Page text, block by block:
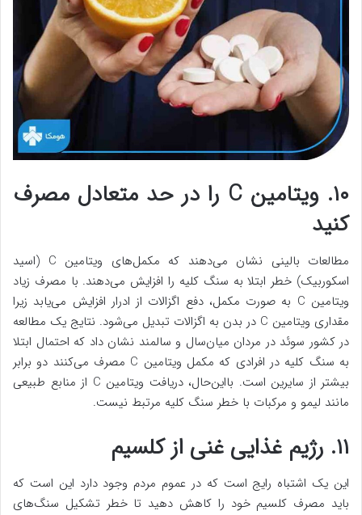
۱۰. ویتامین C را در حد متعادل مصرف
کنید
مطالعات بالینی نشان می‌دهند که مکمل‌های ویتامین C (اسید
اسکوربیک) خطر ابتلا به سنگ کلیه را افزایش می‌دهند. با مصرف زیاد
ویتامین C به صورت مکمل، دفع اگزالات از ادرار افزایش می‌یابد زیرا
مقداری ویتامین C در بدن به اگزالات تبدیل می‌شود. نتایج یک مطالعه
در کشور سوئد در مردان میان‌سال و سالمند نشان داد که احتمال ابتلا
به سنگ کلیه در افرادی که مکمل ویتامین C مصرف می‌کنند دو برابر
بیشتر از سایرین است. بااین‌حال، دریافت ویتامین C از منابع طبیعی
مانند لیمو و مرکبات با خطر سنگ کلیه مرتبط نیست.
۱۱. رژیم غذایی غنی از کلسیم
این یک اشتباه رایج است که در عموم مردم وجود دارد این است که
باید مصرف کلسیم خود را کاهش دهید تا خطر تشکیل سنگ‌های